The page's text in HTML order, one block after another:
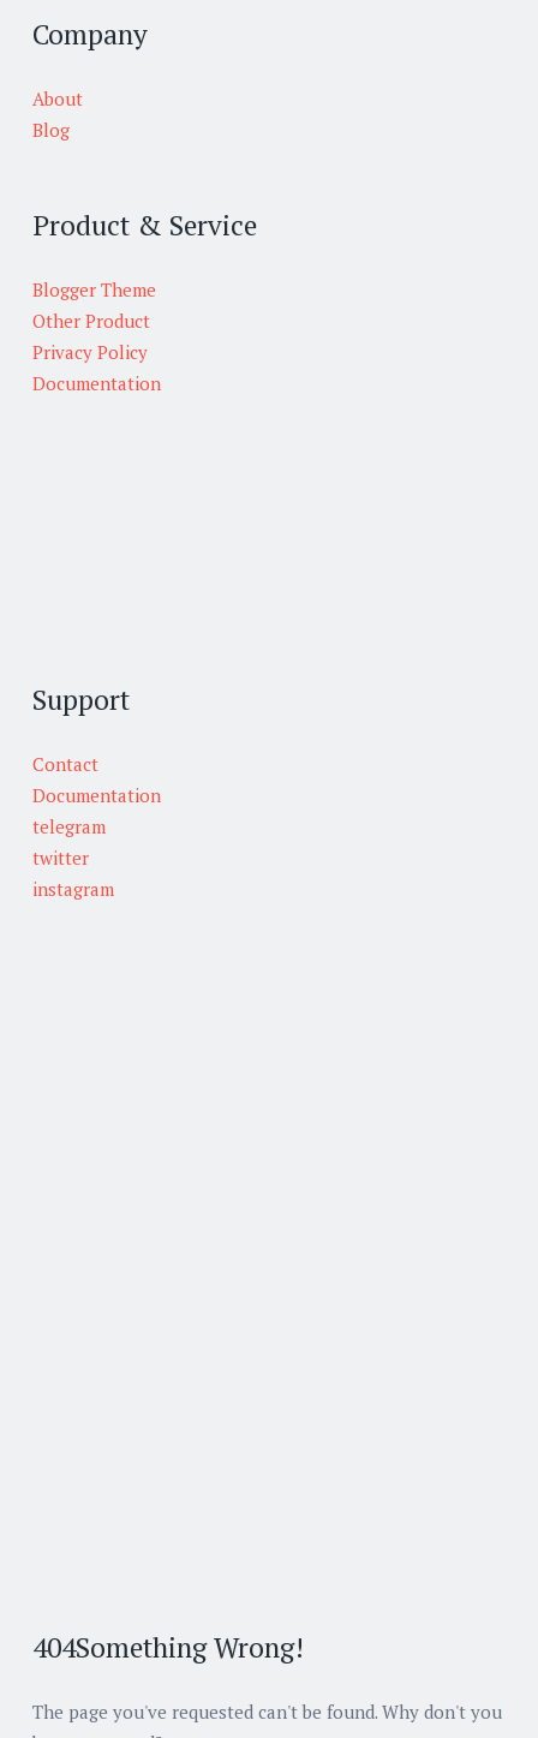
Company
About
Blog
Product & Service
Blogger Theme
Other Product
Privacy Policy
Documentation
Support
Contact
Documentation
telegram
twitter
instagram
404Something Wrong!
The page you've requested can't be found. Why don't you